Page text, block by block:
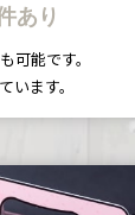
あり
可能です。
います。